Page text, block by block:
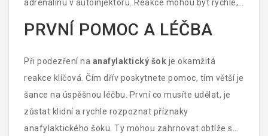
adrenalinu v autoinjektoru. Reakce mohou být rychlé,
takže se nespoléhejte pouze na vlastní úsudek a vždy
buďte připraveni vyhledat lékařskou pomoc.
PRVNÍ POMOC A LÉČBA
Při podezření na anafylaktický šok je okamžitá
reakce klíčová. Čím dřív poskytnete pomoc, tím větší je
šance na úspěšnou léčbu. První co musíte udělat, je
zůstat klidní a rychle rozpoznat příznaky
anafylaktického šoku. Ty mohou zahrnovat obtíže s